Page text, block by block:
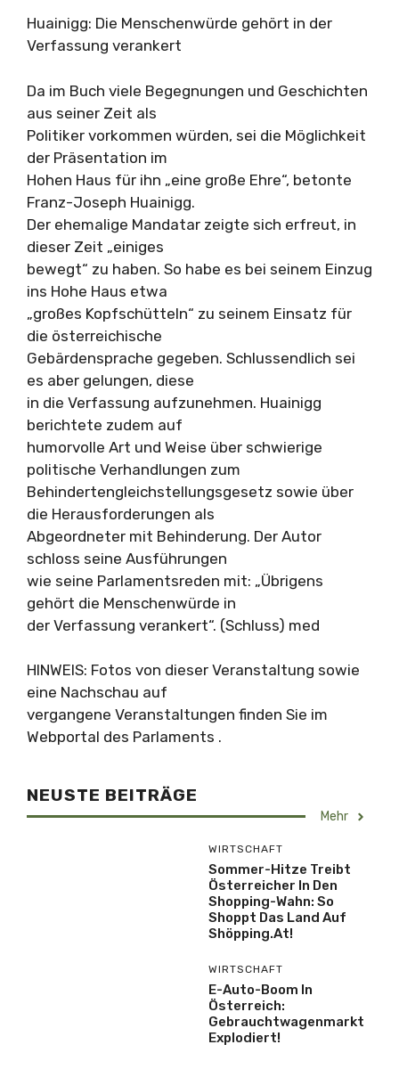
Huainigg: Die Menschenwürde gehört in der
Verfassung verankert
Da im Buch viele Begegnungen und Geschichten
aus seiner Zeit als
Politiker vorkommen würden, sei die Möglichkeit
der Präsentation im
Hohen Haus für ihn „eine große Ehre“, betonte
Franz-Joseph Huainigg.
Der ehemalige Mandatar zeigte sich erfreut, in
dieser Zeit „einiges
bewegt“ zu haben. So habe es bei seinem Einzug
ins Hohe Haus etwa
„großes Kopfschütteln“ zu seinem Einsatz für
die österreichische
Gebärdensprache gegeben. Schlussendlich sei
es aber gelungen, diese
in die Verfassung aufzunehmen. Huainigg
berichtete zudem auf
humorvolle Art und Weise über schwierige
politische Verhandlungen zum
Behindertengleichstellungsgesetz sowie über
die Herausforderungen als
Abgeordneter mit Behinderung. Der Autor
schloss seine Ausführungen
wie seine Parlamentsreden mit: „Übrigens
gehört die Menschenwürde in
der Verfassung verankert“. (Schluss) med
HINWEIS: Fotos von dieser Veranstaltung sowie
eine Nachschau auf
vergangene Veranstaltungen finden Sie im
Webportal des Parlaments .
NEUSTE BEITRÄGE
Mehr
WIRTSCHAFT
Sommer-Hitze Treibt
Österreicher In Den
Shopping-Wahn: So
Shoppt Das Land Auf
Shöpping.at!
WIRTSCHAFT
E-Auto-Boom In
Österreich:
Gebrauchtwagenmarkt
Explodiert!